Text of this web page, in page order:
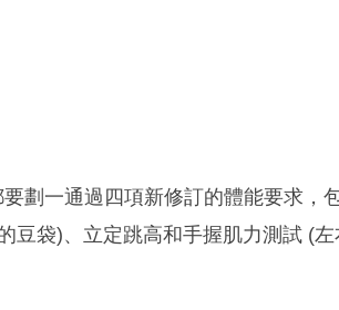
劃一通過四項新修訂的體能要求，
豆袋)、立定跳高和手握肌力測試 (